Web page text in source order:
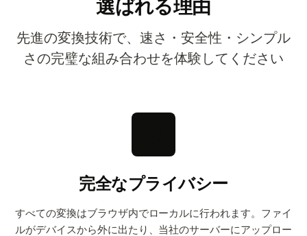
選ばれる理由
先進の変換技術で、速さ・安全性・シンプル
さの完璧な組み合わせを体験してください
完全なプライバシー
すべての変換はブラウザ内でローカルに行われます。ファイ
ルがデバイスから外に出たり、当社のサーバーにアップロー